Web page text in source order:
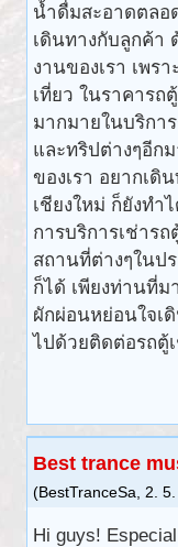
น้ำดื่มสะอาดตลอ
เดินทางกับลูกค้า
งานของเรา เพร
เที่ยว ในราคารถ
มากมายในบริกา
และทริปต่างๆอีก
ของเรา อยากเดิ
เชียงใหม่ ก็ยังทำ
การบริการเช่าร
สถานที่ต่างๆในป
ก็ได้ เพียงท่านที่ม
ผักผ่อนหย่อนใจเ
ไปด้วยติดต่อรถตู้
Best trance
(BestTranceSa 2.
Hi guys!